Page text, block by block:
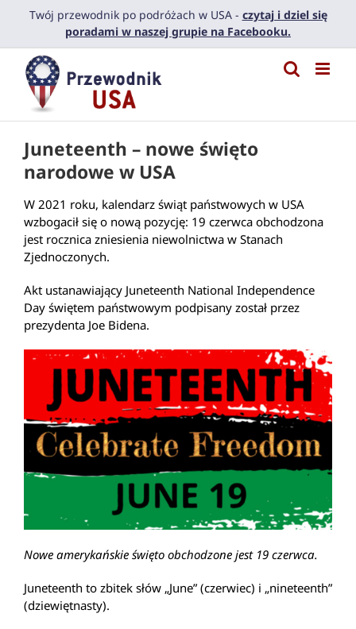
PrzejdźTwój przewodnik po podróżach w USA - czytaj i dziel się
poradami w naszej grupie na Facebooku.
Juneteenth – nowe święto
narodowe w USA
W 2021 roku, kalendarz świąt państwowych w USA
wzbogacił się o nową pozycję: 19 czerwca obchodzona
jest rocznica zniesienia niewolnictwa w Stanach
Zjednoczonych.
Akt ustanawiający Juneteenth National Independence
Day świętem państwowym podpisany został przez
prezydenta Joe Bidena.
Nowe amerykańskie święto obchodzone jest 19 czerwca.
Juneteenth to zbitek słów „June” (czerwiec) i „nineteenth”
(dziewiętnasty).